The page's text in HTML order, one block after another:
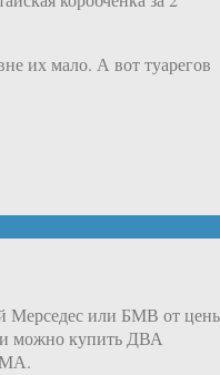
их мало. А вот туарегов
Мерседес или БМВ от
можно купить ДВА